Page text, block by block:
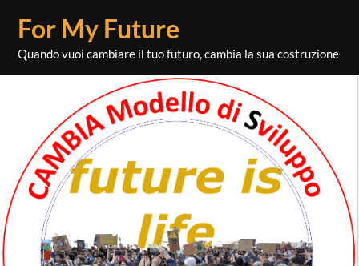
content
For My Future
Quando vuoi cambiare il tuo futuro, cambia la sua costruzione